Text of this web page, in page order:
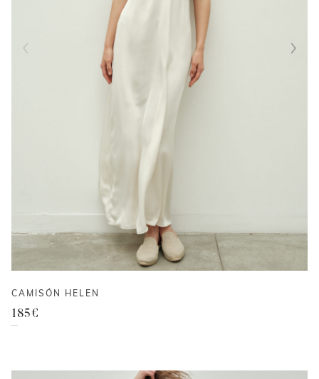
CAMISÓN HELEN
185€